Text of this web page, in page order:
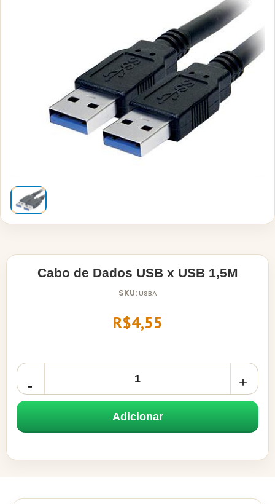
Cabo de Dados USB x USB 1,5M
SKU:USBA
R$4,55
Adicionar